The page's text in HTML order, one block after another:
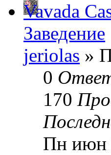
Vavada
Заведение
jeriolas »
0
170
Пн июн